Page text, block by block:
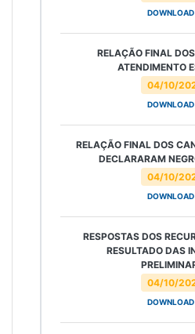
DOWNLOAD
04/10/
RELAÇÃO FINAL
ATENDIMENTO
DOWNLOAD
04/10/
RELAÇÃO FINAL DOS
DECLARARAM
DOWNLOAD
04/10/
RESPOSTAS DOS
RESULTADO DAS
DOWNLOAD